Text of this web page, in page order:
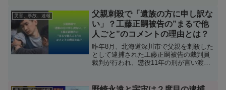
た。自宅の黒い軽ワゴンのドア部分に白
いペンキで文字で“お前たちのいいように
はならないぞ”、反対側には“花嫁募集
中”の文字を書いたり、容疑者の自宅から
夜中、奇声も聴こえていたと言われてい
ます。現在ひきこもりの中年や「こどお
じ」と呼ばれる中年であるにもかかわら
ず自立できずに両親の元で一緒に暮らし
しています。この三輪浩二容疑者が妄想
災害、事故、速報
父親刺殺で「遺族の方に申し訳な
い」？工藤正嗣被告の”まるで他
人ごと”のコメントの理由とは？
昨年8月、北海道深川市で父親を刺殺した
として逮捕された工藤正嗣被告の裁判員
裁判が行われ、懲役11年の刑が言い渡さ
り、自らの人生がうまくいかなかった理